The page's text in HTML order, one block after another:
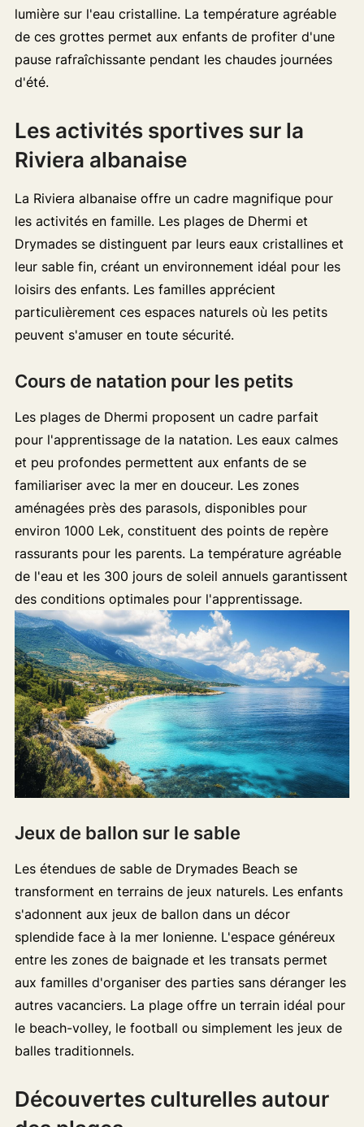
lumière sur l'eau cristalline. La température agréable
de ces grottes permet aux enfants de profiter d'une
pause rafraîchissante pendant les chaudes journées
d'été.
Les activités sportives sur la
Riviera albanaise
La Riviera albanaise offre un cadre magnifique pour
les activités en famille. Les plages de Dhermi et
Drymades se distinguent par leurs eaux cristallines et
leur sable fin, créant un environnement idéal pour les
loisirs des enfants. Les familles apprécient
particulièrement ces espaces naturels où les petits
peuvent s'amuser en toute sécurité.
Cours de natation pour les petits
Les plages de Dhermi proposent un cadre parfait
pour l'apprentissage de la natation. Les eaux calmes
et peu profondes permettent aux enfants de se
familiariser avec la mer en douceur. Les zones
aménagées près des parasols, disponibles pour
environ 1000 Lek, constituent des points de repère
rassurants pour les parents. La température agréable
de l'eau et les 300 jours de soleil annuels garantissent
des conditions optimales pour l'apprentissage.
Jeux de ballon sur le sable
Les étendues de sable de Drymades Beach se
transforment en terrains de jeux naturels. Les enfants
s'adonnent aux jeux de ballon dans un décor
splendide face à la mer Ionienne. L'espace généreux
entre les zones de baignade et les transats permet
aux familles d'organiser des parties sans déranger les
autres vacanciers. La plage offre un terrain idéal pour
le beach-volley, le football ou simplement les jeux de
balles traditionnels.
Découvertes culturelles autour